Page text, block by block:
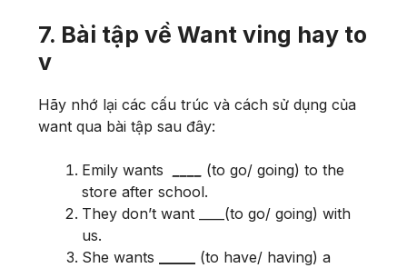
7. Bài tập về Want ving hay to
v
Hãy nhớ lại các cấu trúc và cách sử dụng của
want qua bài tập sau đây:
Emily wants
(to go/ going) to the
store after school.
They don’t want ____(to go/ going) with
us.
She wants
(to have/ having) a